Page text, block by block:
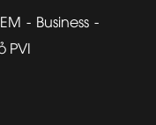
Business
PVI